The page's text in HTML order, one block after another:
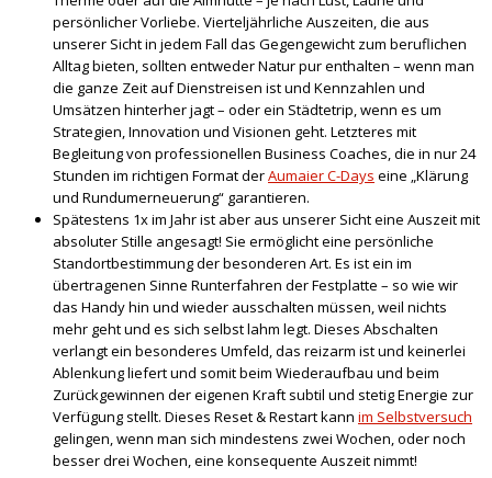
persönlicher Vorliebe. Vierteljährliche Auszeiten, die aus
unserer Sicht in jedem Fall das Gegengewicht zum beruflichen
Alltag bieten, sollten entweder Natur pur enthalten – wenn man
die ganze Zeit auf Dienstreisen ist und Kennzahlen und
Umsätzen hinterher jagt – oder ein Städtetrip, wenn es um
Strategien, Innovation und Visionen geht. Letzteres mit
Begleitung von professionellen Business Coaches, die in nur 24
Stunden im richtigen Format derAumaier C-Days eine „Klärung
und Rundumerneuerung“ garantieren.
Spätestens 1x im Jahr ist aber aus unserer Sicht eine Auszeit mit
absoluter Stille angesagt! Sie ermöglicht eine persönliche
Standortbestimmung der besonderen Art. Es ist ein im
übertragenen Sinne Runterfahren der Festplatte – so wie wir
das Handy hin und wieder ausschalten müssen, weil nichts
mehr geht und es sich selbst lahm legt. Dieses Abschalten
verlangt ein besonderes Umfeld, das reizarm ist und keinerlei
Ablenkung liefert und somit beim Wiederaufbau und beim
Zurückgewinnen der eigenen Kraft subtil und stetig Energie zur
Verfügung stellt. Dieses Reset & Restart kann im Selbstversuch
gelingen, wenn man sich mindestens zwei Wochen, oder noch
besser drei Wochen, eine konsequente Auszeit nimmt!